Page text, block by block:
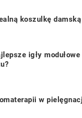
koszulkę
igły
w